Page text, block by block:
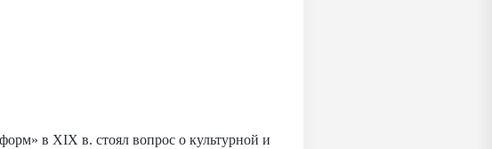
в XIX в. стоял вопрос о культурной и